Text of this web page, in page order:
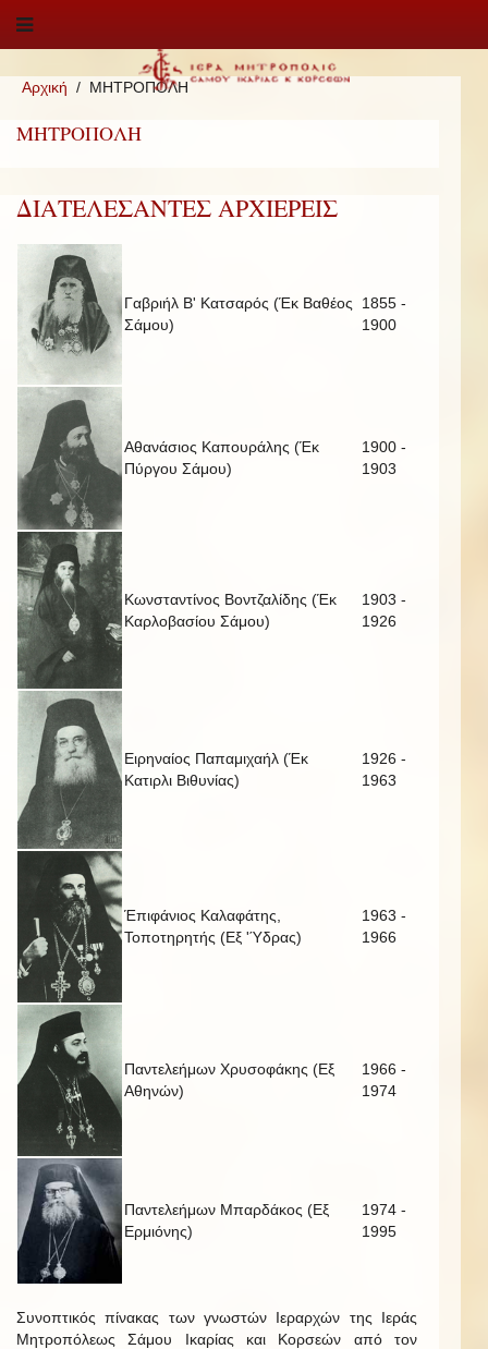
Αρχική ΜΗΤΡΟΠΟΛΗ
ΜΗΤΡΟΠΟΛΗ
ΔΙΑΤΕΛΕΣΑΝΤΕΣ ΑΡΧΙΕΡΕΙΣ
Γαβριήλ Β' Κατσαρός (Έκ Βαθέος
Σάμου)
1855 -
1900
Αθανάσιος Καπουράλης (Έκ
Πύργου Σάμου)
1900 -
1903
Κωνσταντίνος Βοντζαλίδης (Έκ
Καρλοβασίου Σάμου)
1903 -
1926
Ειρηναίος Παπαμιχαήλ (Έκ
Κατιρλι Βιθυνίας)
1926 -
1963
Έπιφάνιος Καλαφάτης,
Τοποτηρητής (Εξ 'Ύδρας)
1963 -
1966
Παντελεήμων Χρυσοφάκης (Εξ
Αθηνών)
1966 -
1974
Παντελεήμων Μπαρδάκος (Εξ
Ερμιόνης)
1974 -
1995
Συνοπτικός πίνακας των γνωστών Ιεραρχών της Ιεράς
Μητροπόλεως Σάμου Ικαρίας και Κορσεών από τον